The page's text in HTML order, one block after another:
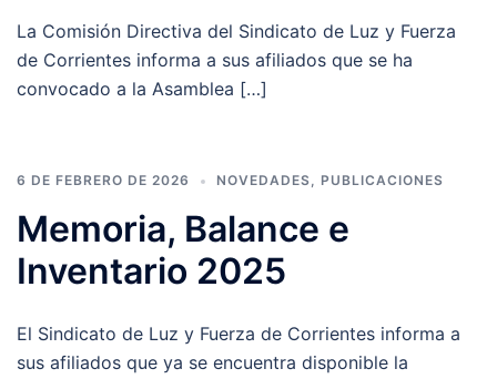
La Comisión Directiva del Sindicato de Luz y Fuerza
de Corrientes informa a sus afiliados que se ha
convocado a la Asamblea […]
6 DE FEBRERO DE 2026 NOVEDADES, PUBLICACIONES
Memoria, Balance e
Inventario 2025
El Sindicato de Luz y Fuerza de Corrientes informa a
sus afiliados que ya se encuentra disponible la